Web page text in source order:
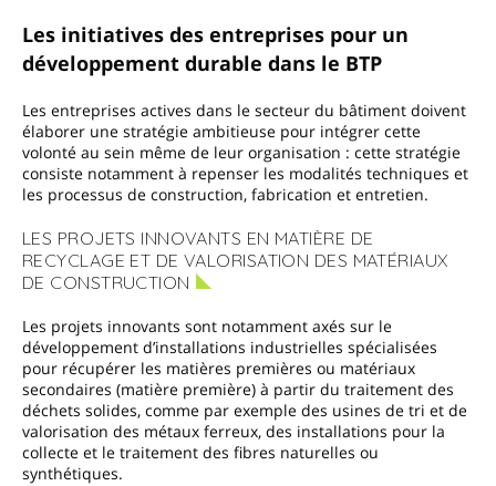
Les initiatives des entreprises pour un
développement durable dans le BTP
Les entreprises actives dans le secteur du bâtiment doivent
élaborer une stratégie ambitieuse pour intégrer cette
volonté au sein même de leur organisation : cette stratégie
consiste notamment à repenser les modalités techniques et
les processus de construction, fabrication et entretien.
LES PROJETS INNOVANTS EN MATIÈRE DE
RECYCLAGE ET DE VALORISATION DES MATÉRIAUX
DE CONSTRUCTION
Les projets innovants sont notamment axés sur le
développement d’installations industrielles spécialisées
pour récupérer les matières premières ou matériaux
secondaires (matière première) à partir du traitement des
déchets solides, comme par exemple des usines de tri et de
valorisation des métaux ferreux, des installations pour la
collecte et le traitement des fibres naturelles ou
synthétiques.